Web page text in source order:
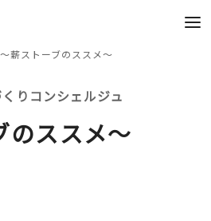
～薪ストーブのススメ～
りコンシェルジュ
のススメ～